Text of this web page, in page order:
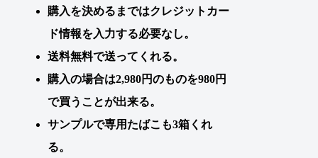
購入を決めるまではクレジットカー
ド情報を入力する必要なし。
送料無料で送ってくれる。
購入の場合は2,980円のものを980円
で買うことが出来る。
サンプルで専用たばこも3箱くれ
る。